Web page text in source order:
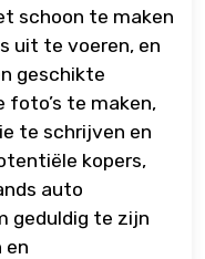
schoon te maken
uit te voeren, en
geschikte
foto’s te maken,
te schrijven en
kopers,
auto
geduldig te zijn
en